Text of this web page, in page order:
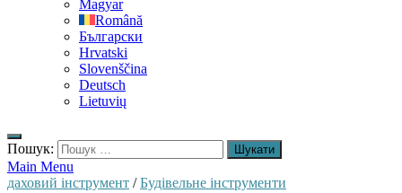
Magyar
Română
Български
Hrvatski
Slovenščina
Deutsch
Lietuvių
Пошук:
Main Menu
даховий інструмент /Будівельне інструменти